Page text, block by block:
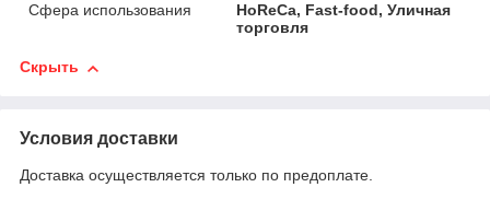
Сфера использования
HoReCa, Fast-food, Уличная
торговля
Скрыть
Условия доставки
Доставка осуществляется только по предоплате.